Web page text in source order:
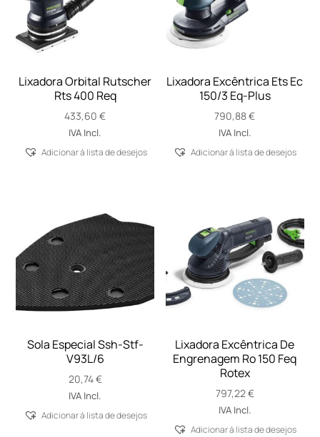
Lixadora Orbital Rutscher
Rts 400 Req
433,60€
IVA Incl.
Adicionar á lista de desejos
Lixadora Excêntrica Ets Ec
150/3 Eq-Plus
790,88€
IVA Incl.
Adicionar á lista de desejos
Sola Especial Ssh-Stf-
V93L/6
20,74€
IVA Incl.
Adicionar á lista de desejos
Lixadora Excêntrica De
Engrenagem Ro 150 Feq
Rotex
797,22€
IVA Incl.
Adicionar á lista de desejos